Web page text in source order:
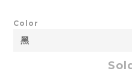
Color